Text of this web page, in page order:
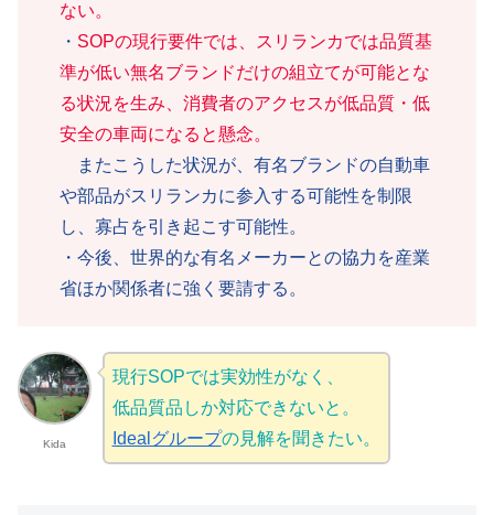
ない。
・ SOPの現行要件では、スリランカでは品質基
準が低い無名ブランドだけの組立てが可能とな
る状況を生み、消費者のアクセスが低品質・低
安全の車両になると懸念。
またこうした状況が、有名ブランドの自動車
や部品がスリランカに参入する可能性を制限
し、寡占を引き起こす可能性。
・今後、世界的な有名メーカーとの協力を産業
省ほか関係者に強く要請する。
Kida
現行SOPでは実効性がなく、
低品質品しか対応できないと。
Idealグループの見解を聞きたい。